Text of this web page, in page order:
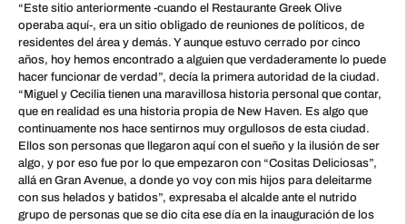
“Este sitio anteriormente -cuando el Restaurante Greek Olive
operaba aquí-, era un sitio obligado de reuniones de políticos, de
residentes del área y demás. Y aunque estuvo cerrado por cinco
años, hoy hemos encontrado a alguien que verdaderamente lo puede
hacer funcionar de verdad”, decía la primera autoridad de la ciudad.
“Miguel y Cecilia tienen una maravillosa historia personal que contar,
que en realidad es una historia propia de New Haven. Es algo que
continuamente nos hace sentirnos muy orgullosos de esta ciudad.
Ellos son personas que llegaron aquí con el sueño y la ilusión de ser
algo, y por eso fue por lo que empezaron con “Cositas Deliciosas”,
allá en Gran Avenue, a donde yo voy con mis hijos para deleitarme
con sus helados y batidos”, expresaba el alcalde ante el nutrido
grupo de personas que se dio cita ese día en la inauguración de los